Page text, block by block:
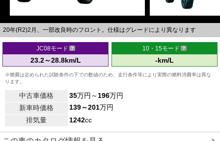
20年(R2)2月、一部改良時のフロント。仕様はグレードにより異なります
JC08モード
23.2～28.8km/L
10・15モード
-km/L
※燃費は定められた試験条件の下での数値のため、走行条件等により実際の燃料消費率は異な
ります。
中古車価格 35万円～196万円
新車時価格
139～201万円
排気量
1242cc